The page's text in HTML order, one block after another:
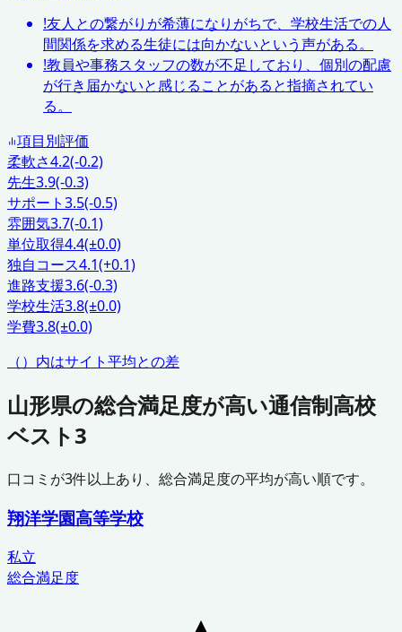
!友人との繋がりが希薄になりがちで、学校生活での人
間関係を求める生徒には向かないという声がある。
!教員や事務スタッフの数が不足しており、個別の配慮
が行き届かないと感じることがあると指摘されてい
る。
項目別評価
柔軟さ4.2(-0.2)
先生3.9(-0.3)
サポート3.5(-0.5)
雰囲気3.7(-0.1)
単位取得4.4(±0.0)
独自コース4.1(+0.1)
進路支援3.6(-0.3)
学校生活3.8(±0.0)
学費3.8(±0.0)
（）内はサイト平均との差
山形県の総合満足度が高い通信制高校
ベスト3
口コミが3件以上あり、総合満足度の平均が高い順です。
翔洋学園高等学校
私立
総合満足度